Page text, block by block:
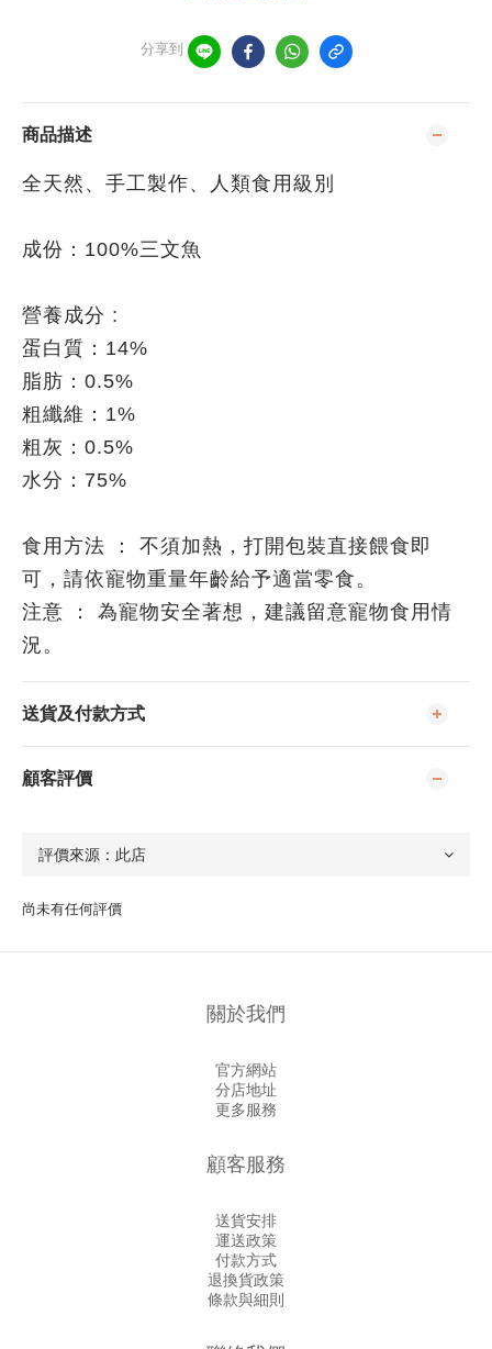
分享到
商品描述
全天然、手工製作、人類食用級別
成份：100%三文魚
營養成分 :
蛋白質：14%
脂肪：0.5%
粗纖維：1%
粗灰：0.5%
水分：75%
食用方法 ： 不須加熱，打開包裝直接餵食即
可，請依寵物重量年齡給予適當零食。
注意 ： 為寵物安全著想，建議留意寵物食用情
況。
送貨及付款方式
顧客評價
尚未有任何評價
關於我們
官方網站
分店地址
更多服務
顧客服務
送貨安排
運送政策
付款方式
退換貨政策
條款與細則